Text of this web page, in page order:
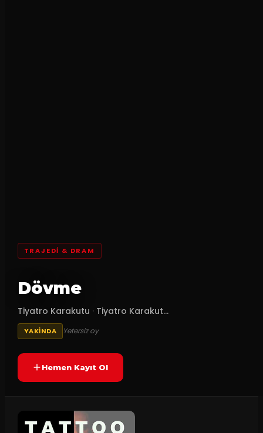
TRAJEDI & DRAM
Dövme
Tiyatro Karakutu · Tiyatro Karakut...
YAKINDA Yetersiz oy
Hemen Kayıt Ol